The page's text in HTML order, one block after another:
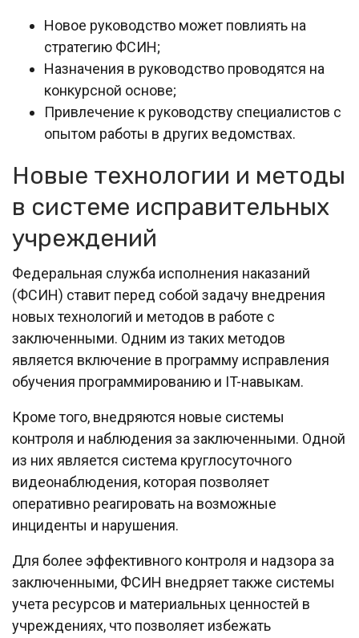
Новое руководство может повлиять на
стратегию ФСИН;
Назначения в руководство проводятся на
конкурсной основе;
Привлечение к руководству специалистов с
опытом работы в других ведомствах.
Новые технологии и методы
в системе исправительных
учреждений
Федеральная служба исполнения наказаний
(ФСИН) ставит перед собой задачу внедрения
новых технологий и методов в работе с
заключенными. Одним из таких методов
является включение в программу исправления
обучения программированию и IT-навыкам.
Кроме того, внедряются новые системы
контроля и наблюдения за заключенными. Одной
из них является система круглосуточного
видеонаблюдения, которая позволяет
оперативно реагировать на возможные
инциденты и нарушения.
Для более эффективного контроля и надзора за
заключенными, ФСИН внедряет также системы
учета ресурсов и материальных ценностей в
учреждениях, что позволяет избежать